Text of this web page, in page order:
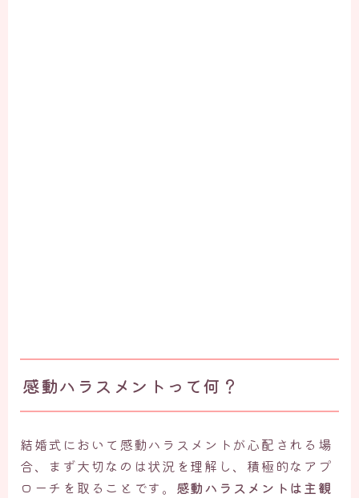
感動ハラスメントって何？
結婚式において感動ハラスメントが心配される場
合、まず大切なのは状況を理解し、積極的なアプ
ローチを取ることです。 感動ハラスメントは主観